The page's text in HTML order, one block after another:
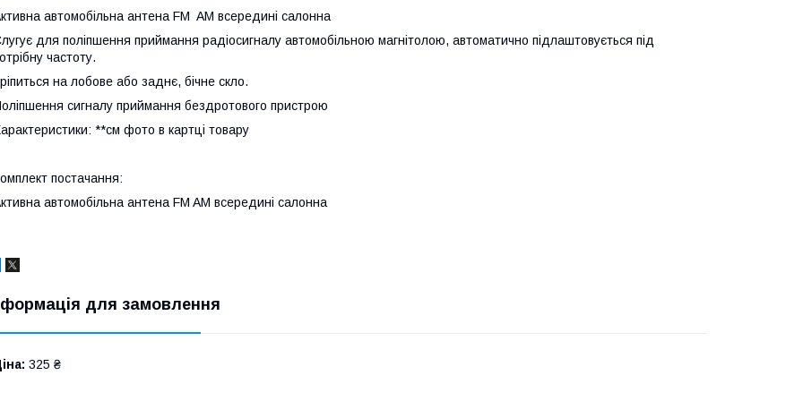
автомобільна антена FM AM всередині салонна
для поліпшення приймання радіосигналу автомобільною магнітолою, автоматично підлаштовується під
частоту.
на лобове або заднє, бічне скло.
сигналу приймання бездротового пристрою
**см фото в картці товару
постачання:
автомобільна антена FM AM всередині салонна
для замовлення
325 ₴